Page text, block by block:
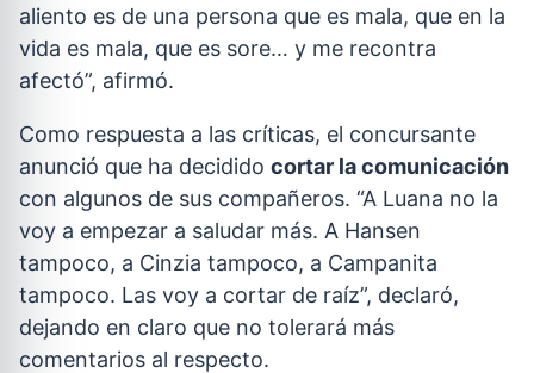
aliento es de una persona que es mala, que en la
vida es mala, que es sore… y me recontra
afectó”, afirmó.
Como respuesta a las críticas, el concursante
anunció que ha decidido cortar la comunicación
con algunos de sus compañeros. “A Luana no la
voy a empezar a saludar más. A Hansen
tampoco, a Cinzia tampoco, a Campanita
tampoco. Las voy a cortar de raíz”, declaró,
dejando en claro que no tolerará más
comentarios al respecto.